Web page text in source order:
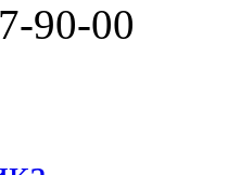
90-00